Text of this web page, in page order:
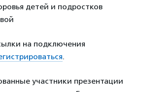
детей и подростков
на подключения
.
участники презентации